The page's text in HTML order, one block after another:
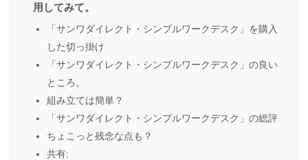
用してみて。
「サンワダイレクト・シンプルワークデスク」を購入
した切っ掛け
「サンワダイレクト・シンプルワークデスク」の良い
ところ。
組み立ては簡単？
「サンワダイレクト・シンプルワークデスク」の総評
ちょこっと残念な点も？
共有: